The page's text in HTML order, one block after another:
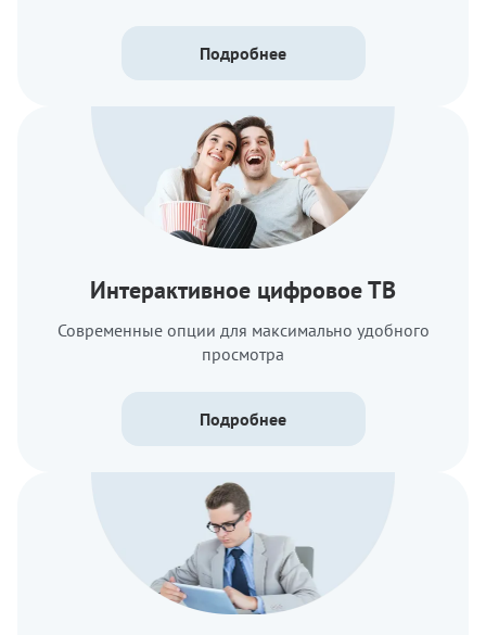
Подробнее
Интерактивное цифровое ТВ
Современные опции для максимально удобного
просмотра
Подробнее